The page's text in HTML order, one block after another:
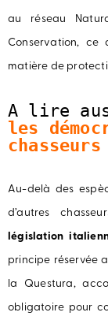
au réseau
Conservation, ce
matière de
A lire
les
chasseurs
Au-delà des
d’autres
législation
principe réservée
la Questura,
obligatoire pour